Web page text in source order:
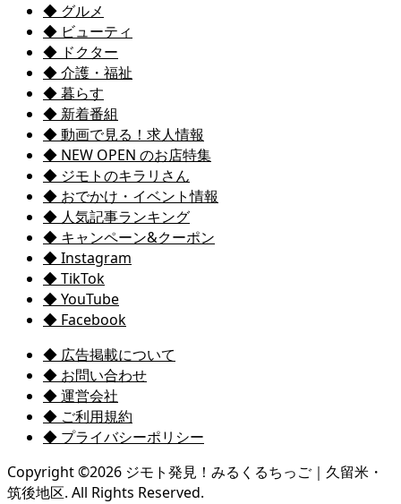
◆ グルメ
◆ ビューティ
◆ ドクター
◆ 介護・福祉
◆ 暮らす
◆ 新着番組
◆ 動画で見る！求人情報
◆ NEW OPEN のお店特集
◆ ジモトのキラリさん
◆ おでかけ・イベント情報
◆ 人気記事ランキング
◆ キャンペーン&クーポン
◆ Instagram
◆ TikTok
◆ YouTube
◆ Facebook
◆ 広告掲載について
◆ お問い合わせ
◆ 運営会社
◆ ご利用規約
◆ プライバシーポリシー
Copyright ©2026 ジモト発見！みるくるちっご｜久留米・
筑後地区. All Rights Reserved.